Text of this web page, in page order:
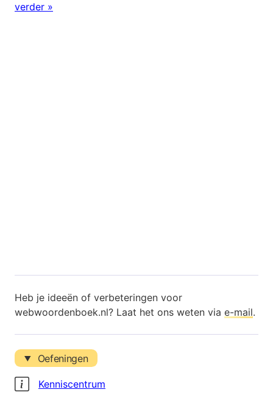
verder »
Heb je ideeën of verbeteringen voor
webwoordenboek.nl? Laat het ons weten via e-mail.
Oefeningen
Kenniscentrum